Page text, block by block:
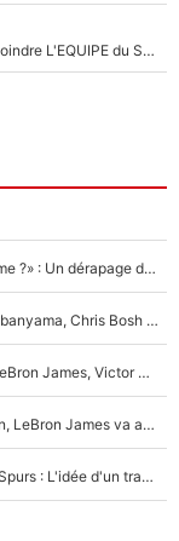
Raymond Domenech a posé ses conditions pour rejoindre L'EQUIPE du Soir : Il refuse de faire l'émission avec un autre chroniqueur !
«LeBron James, as-tu déjà eu envie d’être une femme ?» : Un dérapage de Donald Trump sur la superstar de la NBA refait surface
NBA - Victime d'une thrombose comme Victor Wembanyama, Chris Bosh prévient le Français des risques sur sa santé : «J’ai failli mourir sur le coup et j’ai été ramené à la vie»
De la NBA au cinéma : Comme Michael Jordan et LeBron James, Victor Wembanyama rêve d'une carrière d'acteur !
The Last Dance sur Netflix : Comme Michael Jordan, LeBron James va avoir le droit à sa série !
Stephen Curry avec Victor Wembanyama chez les Spurs : L'idée d'un trade historique est lancée en NBA !